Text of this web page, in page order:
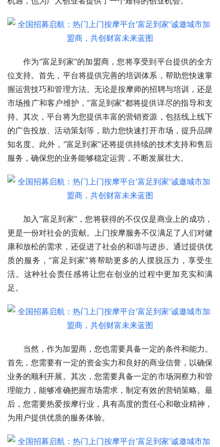
作为“富足到家”的加盟商，您将享受到平台提供的全方
位支持。首先，平台将提供完善的培训体系，帮助您快速掌
握运营技巧和管理方法。无论是按摩师的招聘与培训，还是
市场推广和客户维护，“富足到家”都将提供详尽的指导和支
持。其次，平台将为您提供丰富的营销资源，包括线上线下
的广告投放、活动策划等，助力您快速打开市场，提升品牌
知名度。此外，“富足到家”还将提供持续的技术支持和售后
服务，确保您的业务能够稳定运营，不断发展壮大。
加入“富足到家”，您将获得的不仅仅是商业上的成功，
更是一份对社会的贡献。上门按摩服务不仅满足了人们对健
康和放松的需求，还促进了社会的和谐与进步。通过提供优
质的服务，“富足到家”将帮助更多的人摆脱压力，享受生
活。这种社会责任感将让您在创业的过程中更加充实和满
足。
当然，作为加盟商，您也需要具备一定的条件和能力。
首先，您需要有一定的资金实力和良好的商业信誉，以确保
业务的顺利开展。其次，您需要具备一定的市场洞察力和管
理能力，能够准确把握市场需求，制定有效的营销策略。最
后，您需要热爱按摩行业，具有高度的责任心和敬业精神，
为用户提供优质的服务体验。